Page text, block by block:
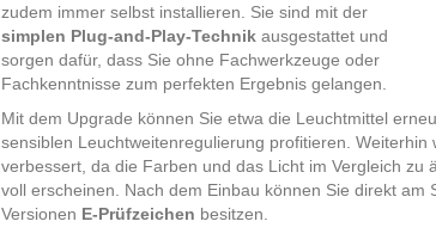
zudem immer selbst installieren. Sie sind mit der
simplen Plug-and-Play-Technik ausgestattet und
sorgen dafür, dass Sie ohne Fachwerkzeuge oder
Fachkenntnisse zum perfekten Ergebnis gelangen.
Mit dem Upgrade können Sie etwa die Leuchtmittel
sensiblen Leuchtweitenregulierung profitieren. Weiterhin
verbessert, da die Farben und das Licht im Vergleich zu
voll erscheinen. Nach dem Einbau können Sie direkt am
Versionen E-Prüfzeichen besitzen.